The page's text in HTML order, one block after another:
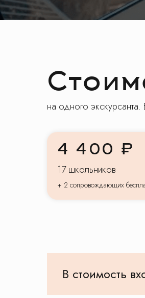
на одного экскурсанта.
4 400 ₽
17 школьников
+ 2 сопровождающих
В стоимость